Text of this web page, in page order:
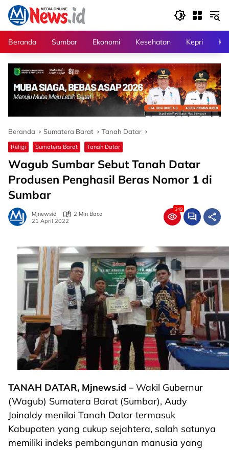
Langsung
konten
Beranda
Sumbar Ekonomi Kesehatan Kepri
Beranda Sumatera Barat Tanah Datar
Religi Sumatera Barat Tanah Datar
Wagub Sumbar Sebut Tanah Datar
Produsen Penghasil Beras Nomor 1 di
Sumbar
Mjnewsid
2 Min Baca
21 April 2022
249
TANAH DATAR, Mjnews.id – Wakil Gubernur
(Wagub) Sumatera Barat (Sumbar), Audy
Joinaldy menilai Tanah Datar termasuk
Kabupaten yang cukup sejahtera, salah satunya
memiliki indeks pembangunan manusia yang